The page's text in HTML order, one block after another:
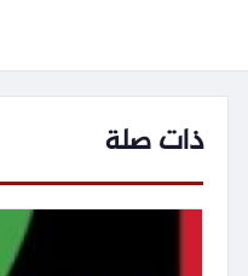
ذات صلة